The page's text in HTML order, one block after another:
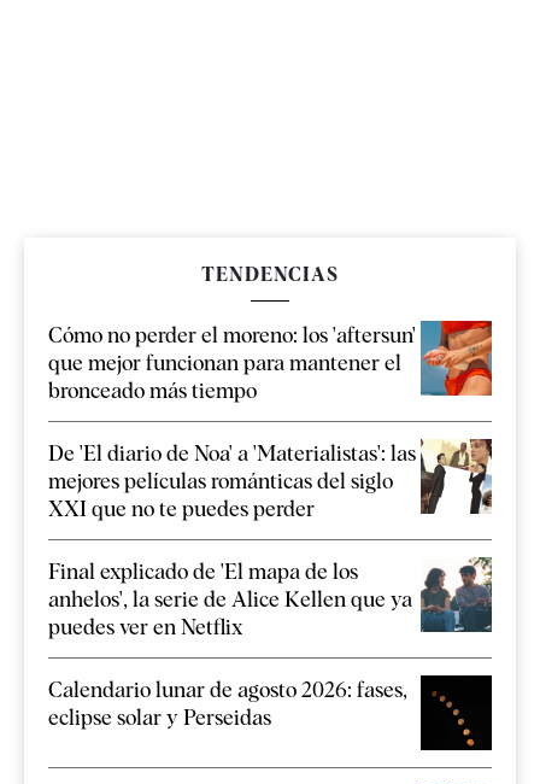
TENDENCIAS
Cómo no perder el moreno: los 'aftersun'
que mejor funcionan para mantener el
bronceado más tiempo
De 'El diario de Noa' a 'Materialistas': las
mejores películas románticas del siglo
XXI que no te puedes perder
Final explicado de 'El mapa de los
anhelos', la serie de Alice Kellen que ya
puedes ver en Netflix
Calendario lunar de agosto 2026: fases,
eclipse solar y Perseidas